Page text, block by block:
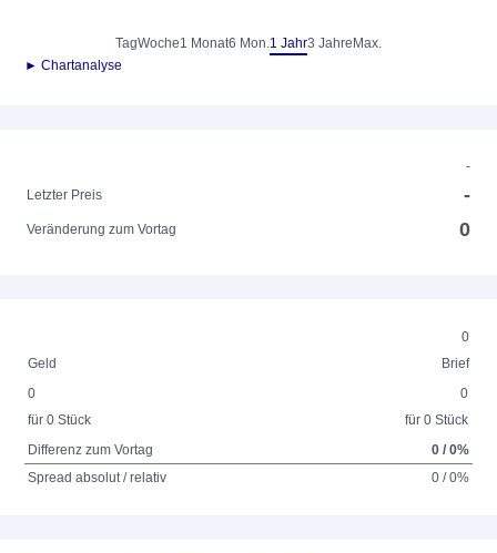
TagWoche1 Monat6 Mon.1 Jahr3 Jahre Max.
► Chartanalyse
-
Letzter Preis
-
Veränderung zum Vortag 0
0
Geld
Brief
0
für 0 Stück
0
für 0 Stück
Differenz zum Vortag
0 / 0%
Spread absolut / relativ
0 / 0%